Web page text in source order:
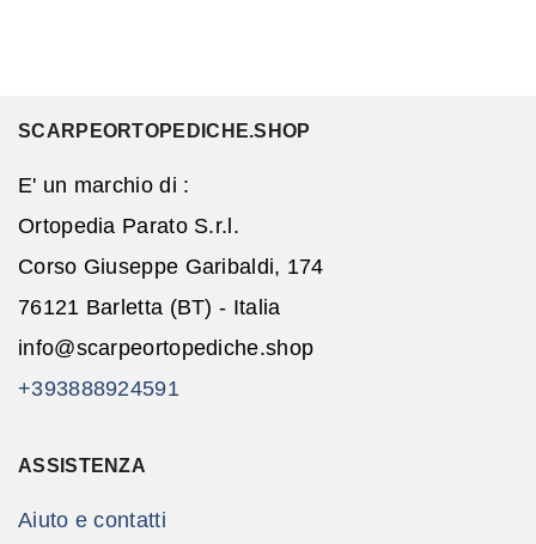
SCARPEORTOPEDICHE.SHOP
E' un marchio di :
Ortopedia Parato S.r.l.
Corso Giuseppe Garibaldi, 174
76121 Barletta (BT) - Italia
info@scarpeortopediche.shop
+393888924591
ASSISTENZA
Aiuto e contatti